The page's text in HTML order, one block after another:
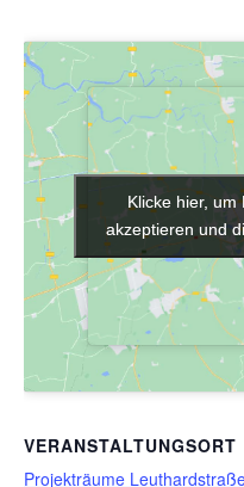
VERANSTALTUNGSORT
Projekträume
Klicke hier, um
akzeptieren und
Klicke hier, um
akzeptieren und